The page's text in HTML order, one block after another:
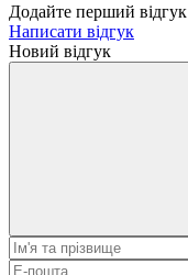
Додайте перший відгук
Написати відгук
Новий відгук